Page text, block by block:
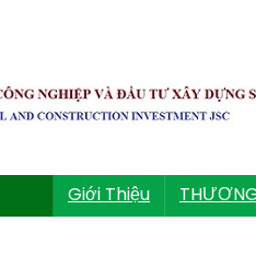
Giới Thiệu